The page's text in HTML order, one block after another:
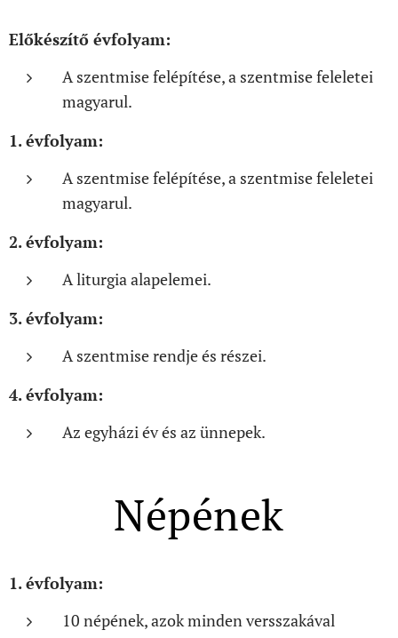
Előkészítő évfolyam:
A szentmise felépítése, a szentmise feleletei
magyarul.
1. évfolyam:
A szentmise felépítése, a szentmise feleletei
magyarul.
2. évfolyam:
A liturgia alapelemei.
3. évfolyam:
A szentmise rendje és részei.
4. évfolyam:
Az egyházi év és az ünnepek.
Népének
1. évfolyam:
10 népének, azok minden versszakával